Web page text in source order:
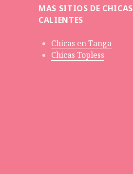
MAS SITIOS DE CHICAS
CALIENTES
Chicas en Tanga
Chicas Topless